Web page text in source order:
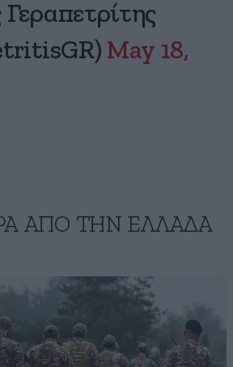
May 18,
ΑΠΟ ΤΗΝ ΕΛΛΑΔΑ